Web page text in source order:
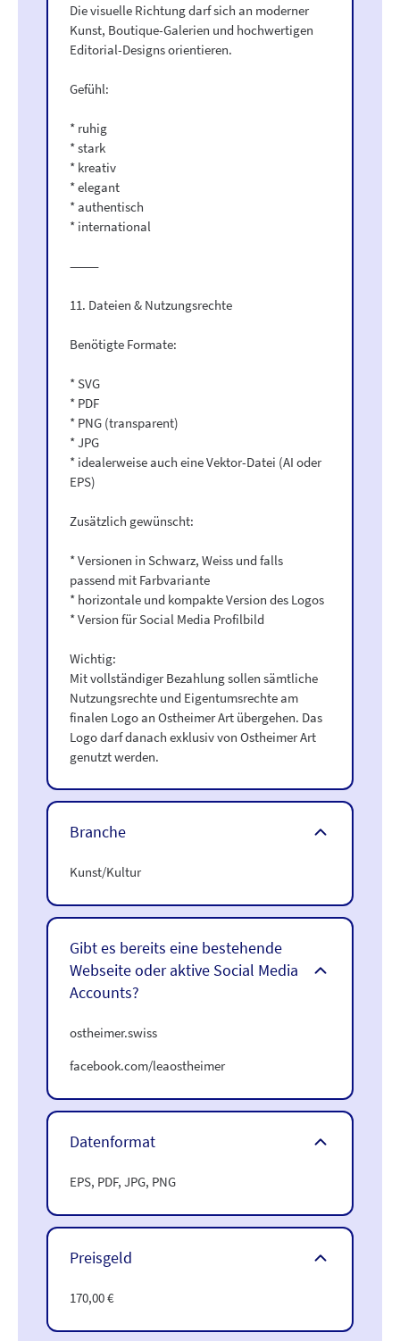
Die visuelle Richtung darf sich an moderner
Kunst, Boutique-Galerien und hochwertigen
Editorial-Designs orientieren.
Gefühl:
* ruhig
* stark
* kreativ
* elegant
* authentisch
* international
⸻
11. Dateien & Nutzungsrechte
Benötigte Formate:
* SVG
* PDF
* PNG (transparent)
* JPG
* idealerweise auch eine Vektor-Datei (AI oder
EPS)
Zusätzlich gewünscht:
* Versionen in Schwarz, Weiss und falls
passend mit Farbvariante
* horizontale und kompakte Version des Logos
* Version für Social Media Profilbild
Wichtig:
Mit vollständiger Bezahlung sollen sämtliche
Nutzungsrechte und Eigentumsrechte am
finalen Logo an Ostheimer Art übergehen. Das
Logo darf danach exklusiv von Ostheimer Art
genutzt werden.
Branche
Kunst/Kultur
Gibt es bereits eine bestehende
Webseite oder aktive Social Media
Accounts?
ostheimer.swiss
facebook.com/leaostheimer
Datenformat
EPS, PDF, JPG, PNG
Preisgeld
170,00 €